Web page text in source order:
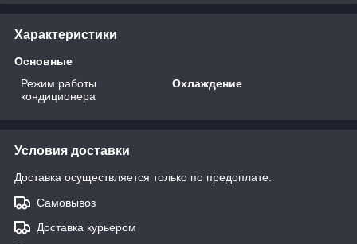
Характеристики
Основные
Режим работы
кондиционера
Охлаждение
Условия доставки
Доставка осуществляется только по предоплате.
Самовывоз
Доставка курьером